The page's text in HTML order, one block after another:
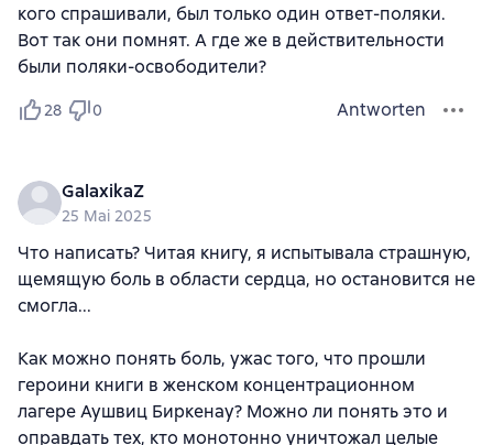
кого спрашивали, был только один ответ-поляки.
Вот так они помнят. А где же в действительности
были поляки-освободители?
28 0 Antworten
GalaxikaZ
25 Mai 2025
Что написать? Читая книгу, я испытывала страшную,
щемящую боль в области сердца, но остановится не
смогла...
Как можно понять боль, ужас того, что прошли
героини книги в женском концентрационном
лагере Аушвиц Биркенау? Можно ли понять это и
оправдать тех, кто монотонно уничтожал целые